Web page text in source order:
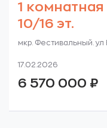
1
10/16 эт.
мкр. Фестивальный. ул
17.02.2026
6 570 000 ₽